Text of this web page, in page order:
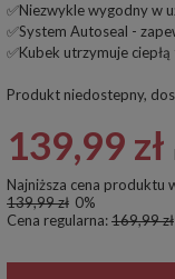
✅Niezwykle wygodny w
✅System Autoseal -
✅Kubek utrzymuje
Produkt niedostepny,
139,99 zł
Najniższa cena produktu
139,99 zł 0%
Cena regularna:169,99 zł